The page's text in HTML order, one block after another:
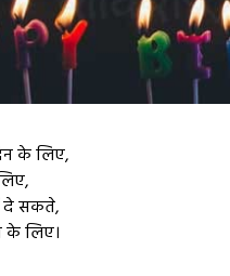
के लिए,
दे सकते,
के लिए।